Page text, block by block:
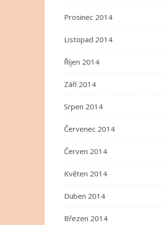
Prosinec 2014
Listopad 2014
Říjen 2014
Září 2014
Srpen 2014
Červenec 2014
Červen 2014
Květen 2014
Duben 2014
Březen 2014